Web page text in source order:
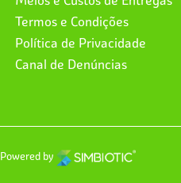
Termos e Condições
Política de Privacidade
Canal de Denúncias
Powered by